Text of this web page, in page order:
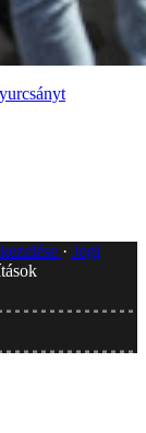
Jogi